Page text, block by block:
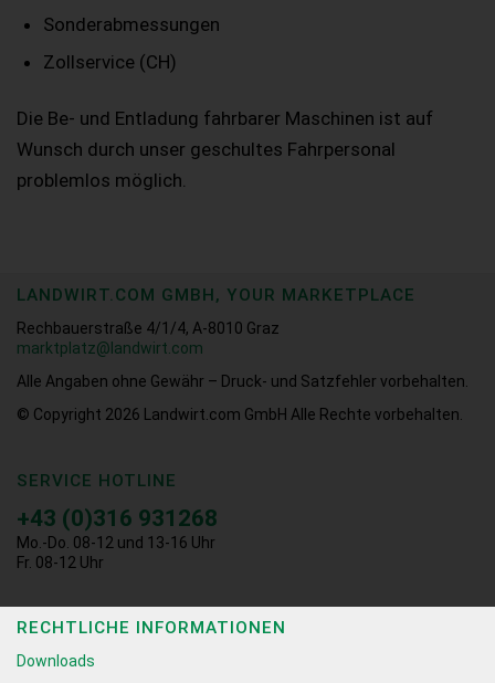
Sonderabmessungen
Zollservice (CH)
Die Be- und Entladung fahrbarer Maschinen ist auf
Wunsch durch unser geschultes Fahrpersonal
problemlos möglich.
LANDWIRT.COM GMBH, YOUR MARKETPLACE
Rechbauerstraße 4/1/4, A-8010 Graz
marktplatz@landwirt.com
Alle Angaben ohne Gewähr – Druck- und Satzfehler vorbehalten.
© Copyright 2026
Landwirt.com GmbH Alle Rechte vorbehalten.
SERVICE HOTLINE
+43 (0)316 931268
Mo.-Do. 08-12 und 13-16 Uhr
Fr. 08-12 Uhr
RECHTLICHE INFORMATIONEN
Downloads